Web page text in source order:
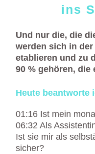
ins
Und nur die, die
werden sich in
etablieren und zu
90 % gehören,
Heute beantworte
01:16 Ist mein
06:32 Als
Ist sie mir als
sicher?